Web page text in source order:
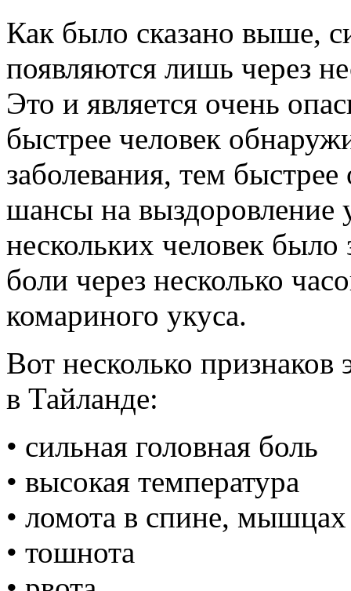
Как было сказано выше,
появляются лишь через
Это и является очень
быстрее человек
заболевания, тем
шансы на
нескольких человек было
боли через несколько
комариного укуса.
Вот несколько признаков
в Тайланде:
• сильная головная боль
• высокая температура
• ломота в спине, мышцах
• тошнота